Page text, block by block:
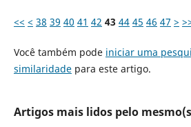
<< < 38 39 40 41 42 43 44 45 46 47 >
Você também pode iniciar uma
similaridadepara este artigo.
Artigos mais lidos pelo